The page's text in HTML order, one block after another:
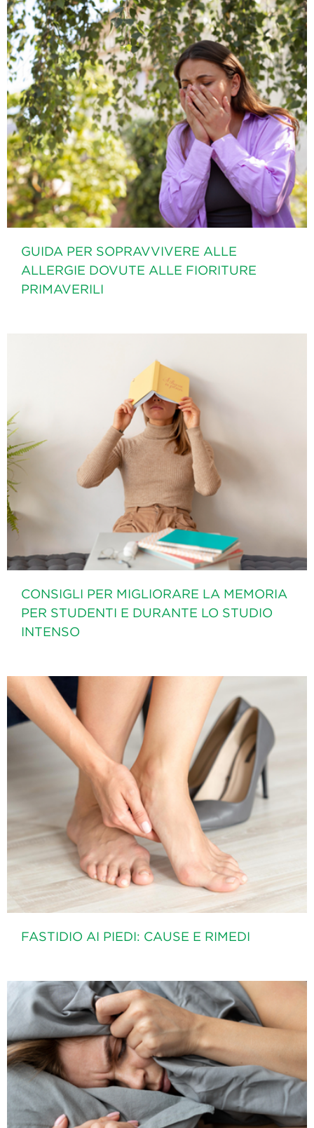
GUIDA PER SOPRAVVIVERE ALLE
ALLERGIE DOVUTE ALLE FIORITURE
PRIMAVERILI
CONSIGLI PER MIGLIORARE LA MEMORIA
PER STUDENTI E DURANTE LO STUDIO
INTENSO
FASTIDIO AI PIEDI: CAUSE E RIMEDI